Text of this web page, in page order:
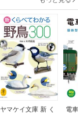
ヤマケイ文庫 新 く
電